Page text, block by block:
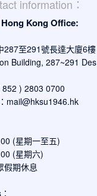
information：
Kong Office:
287至291號長達大廈6樓
Building, 287~291
) 2803 0700
mail@hksu1946.hk
(星期一至五)
(星期六)
假期休息